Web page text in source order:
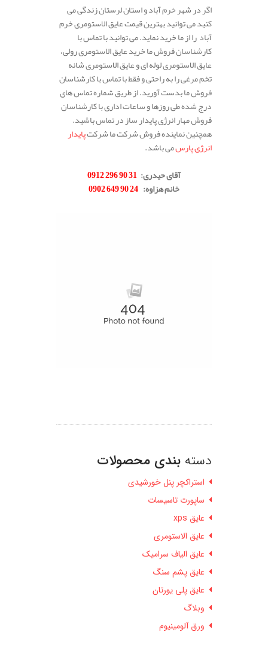
اگر در شهر خرم آباد و استان لرستان زندگی می
کنید می توانید بهترین قیمت عایق الاستومری خرم
آباد را از ما خرید نماید. می توانید با تماس با
کارشناسان فروش ما خرید عایق الاستومری رولی،
عایق الاستومری لوله ای و عایق الاستومری شانه
تخم مرغی را به راحتی و فقط با تماس با کارشناسان
فروش ما بدست آورید. از طریق شماره تماس های
درج شده طی روزها و ساعات اداری با کارشناسان
فروش مهار انرژی پایدار ساز در تماس باشید.
همچنین نماینده فروش شرکت ما شرکتپایدار
انرژی پارسمی باشد.
آقای حیدری:
31 90 296 0912
خانم هزاوه:
24 90 649 0902
دسته بندی محصولات
استراکچر پنل خورشیدی
ساپورت تاسیسات
عایق xps
عایق الاستومری
عایق الیاف سرامیک
عایق پشم سنگ
عایق پلی یورتان
وبلاگ
ورق آلومینیوم